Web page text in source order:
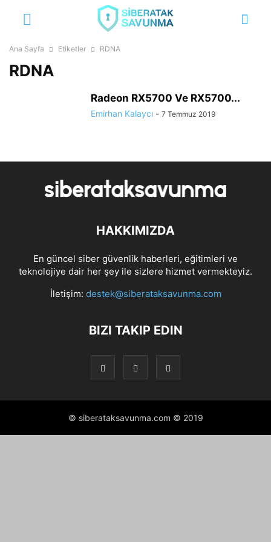
Ana Sayfa Etiketler RDNA
RDNA
Radeon RX5700 Ve RX5700...
Emirhan Kalaycı - 7 Temmuz 2019
HAKKIMIZDA
En güncel siber güvenlik haberleri, eğitimleri ve
teknolojiye dair her şey ile sizlere hizmet vermekteyiz.
İletişim: destek@siberataksavunma.com
BIZI TAKIP EDIN
© siberataksavunma.com © 2019